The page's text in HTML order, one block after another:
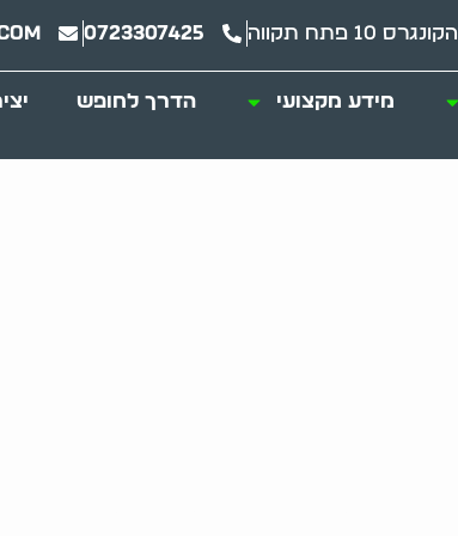
הקונגרס 10 פתח תקווה 0723307425
מידע מקצועי הדרך לחופש